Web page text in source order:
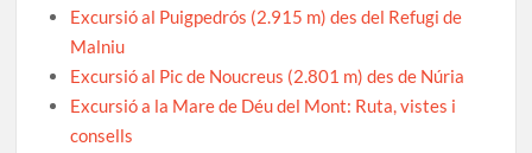
Excursió al Puigpedrós (2.915 m) des del Refugi de
Malniu
Excursió al Pic de Noucreus (2.801 m) des de Núria
Excursió a la Mare de Déu del Mont: Ruta, vistes i
consells